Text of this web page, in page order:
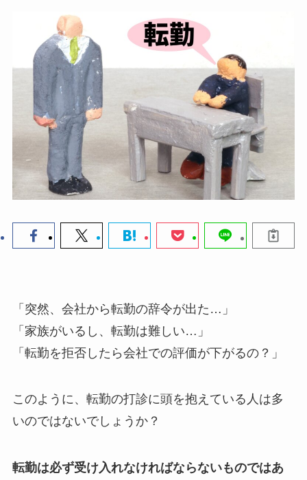
「突然、会社から転勤の辞令が出た…」
「家族がいるし、転勤は難しい…」
「転勤を拒否したら会社での評価が下がるの？」
このように、転勤の打診に頭を抱えている人は多
いのではないでしょうか？
転勤は必ず受け入れなければならないものではあ